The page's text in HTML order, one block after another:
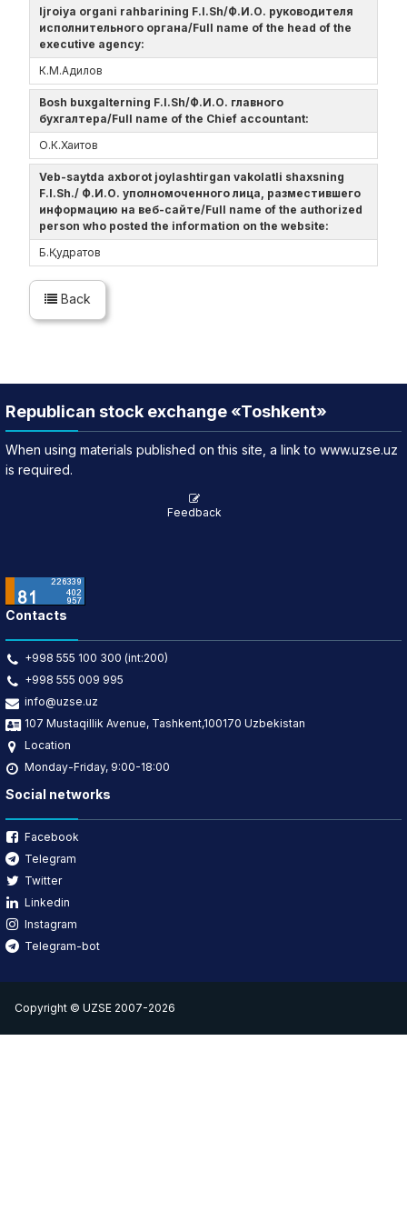
Ijroiya organi rahbarining F.I.Sh/Ф.И.О. руководителя
исполнительного органа/Full name of the head of the
executive agency:
К.М.Адилов
Bosh buxgalterning F.I.Sh/Ф.И.О. главного
бухгалтера/Full name of the Chief accountant:
О.К.Хаитов
Veb-saytda axborot joylashtirgan vakolatli shaxsning
F.I.Sh./ Ф.И.О. уполномоченного лица, разместившего
информацию на веб-сайте/Full name of the authorized
person who posted the information on the website:
Б.Қудратов
Back
Republican stock exchange «Toshkent»
When using materials published on this site, a link to www.uzse.uz
is required.
Feedback
Contacts
+998 555 100 300 (int:200)
+998 555 009 995
info@uzse.uz
107 Mustaqillik Avenue, Tashkent,100170 Uzbekistan
Location
Monday-Friday, 9:00-18:00
Social networks
Facebook
Telegram
Twitter
Linkedin
Instagram
Telegram-bot
Copyright © UZSE 2007-2026